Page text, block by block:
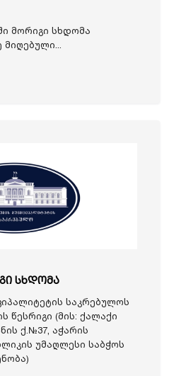
მორიგი სხდომა
სხდომა
საკრებულოს
წესრიგი (მის: ქალაქი
ქ.№37, აჭარის
უმაღლესი საბჭოს